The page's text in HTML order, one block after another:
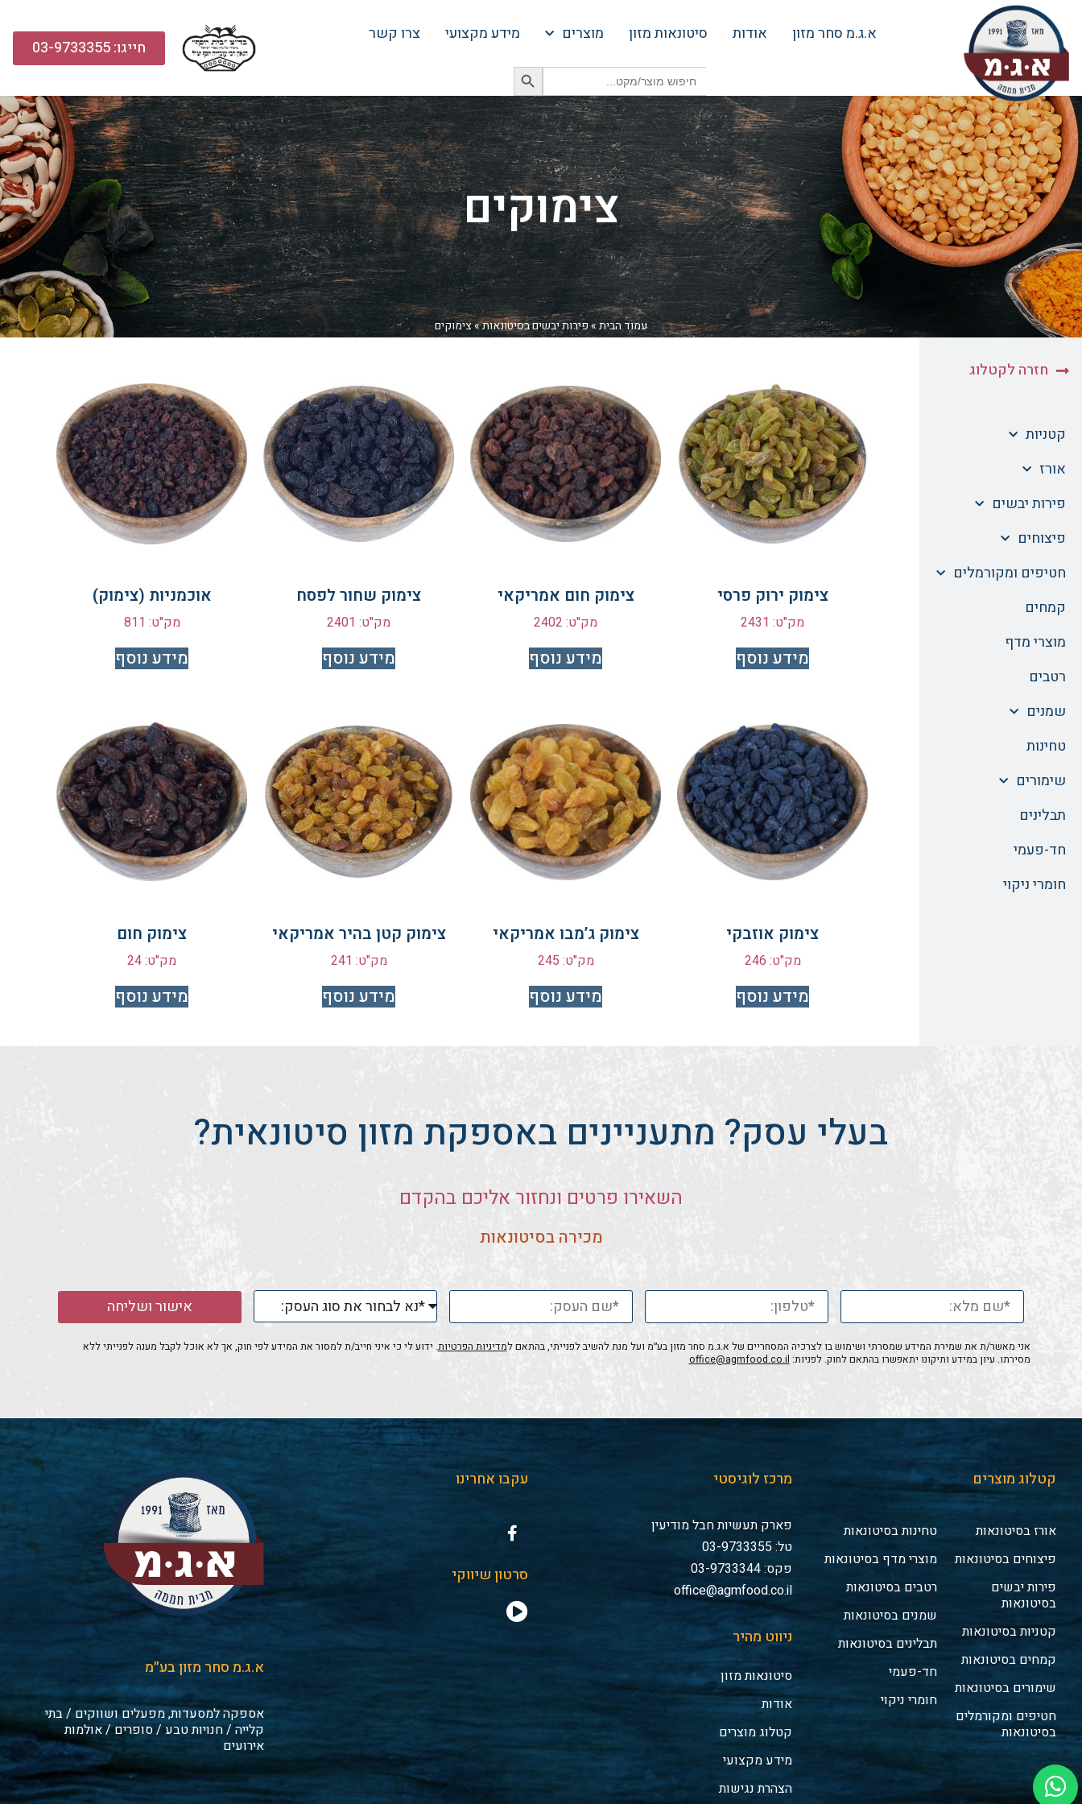
א.ג.מ סחר מזון אודות סיטונאות מזון מוצרים מידע מקצועי צרו קשר
Search
for:
Search Button
חייגו: 03-9733355
צימוקים
עמוד הבית»פירות יבשים בסיטונאות»צימוקים
חזרה לקטלוג
קטניות
אורז
פירות יבשים
פיצוחים
חטיפים ומקורמלים
קמחים
מוצרי מדף
רטבים
שמנים
טחינות
שימורים
תבלינים
חד-פעמי
חומרי ניקוי
צימוק ירוק פרסי
מק"ט: 2431
מידע נוסף
צימוק חום אמריקאי
מק"ט: 2402
מידע נוסף
צימוק שחור לפסח
מק"ט: 2401
מידע נוסף
אוכמניות (צימוק)
מק"ט: 811
מידע נוסף
צימוק אוזבקי
מק"ט: 246
מידע נוסף
צימוק ג’מבו אמריקאי
מק"ט: 245
מידע נוסף
צימוק קטן בהיר אמריקאי
מק"ט: 241
מידע נוסף
צימוק חום
מק"ט: 24
מידע נוסף
בעלי עסק? מתעניינים באספקת מזון סיטונאית?
השאירו פרטים ונחזור אליכם בהקדם
מכירה בסיטונאות
אישור ושליחה
אני מאשר/ת את שמירת המידע שמסרתי ושימוש בו לצרכיה המסחריים של א.ג.מ סחר מזון בע״מ ועל מנת להשיב לפנייתי, בהתאם למדיניות הפרטיות. ידוע לי כי איני חייב/ת למסור את המידע לפי חוק, אך לא אוכל לקבל מענה לפנייתי ללא
מסירתו. עיון במידע ותיקונו יתאפשרו בהתאם לחוק. לפניות: office@agmfood.co.il
קטלוג מוצרים
אורז בסיטונאות
פיצוחים בסיטונאות
פירות יבשים
בסיטונאות
קטניות בסיטונאות
קמחים בסיטונאות
שימורים בסיטונאות
חטיפים ומקורמלים
בסיטונאות
טחינות בסיטונאות
מוצרי מדף בסיטונאות
רטבים בסיטונאות
שמנים בסיטונאות
תבלינים בסיטונאות
חד-פעמי
חומרי ניקוי
מרכז לוגיסטי
פארק תעשיות חבל מודיעין
טל: 03-9733355
פקס: 03-9733344
office@agmfood.co.il
ניווט מהיר
סיטונאות מזון
אודות
קטלוג מוצרים
מידע מקצועי
הצהרת נגישות
עקבו אחרינו
סרטון שיווקי
א.ג.מ סחר מזון בע״מ
אספקה למסעדות, מפעלים ושווקים / בתי
קלייה / חנויות טבע / סופרים / אולמות
אירועים